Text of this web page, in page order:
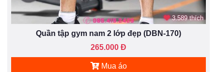
3.589 thích
Quần tập gym nam 2 lớp đẹp (DBN-170)
265.000 Đ
Mua áo